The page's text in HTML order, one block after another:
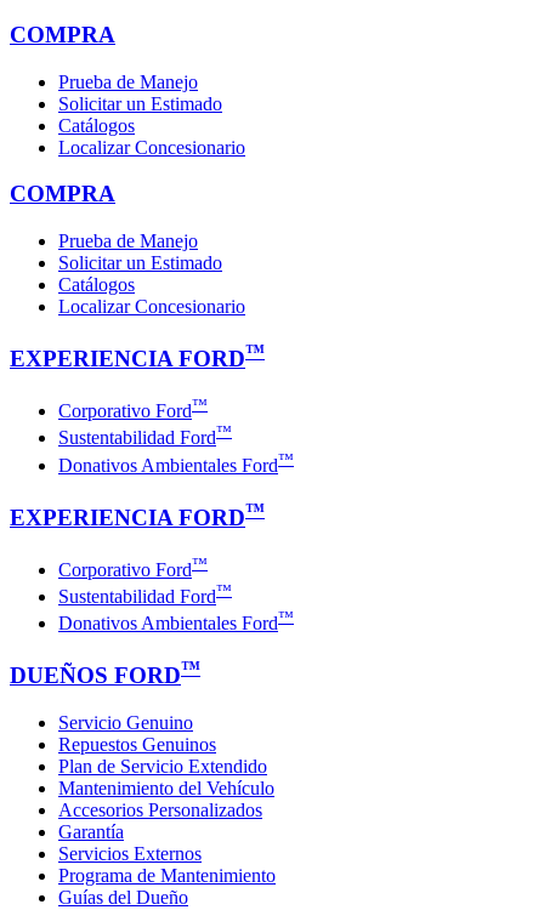
COMPRA
Prueba de Manejo
Solicitar un Estimado
Catálogos
Localizar Concesionario
COMPRA
Prueba de Manejo
Solicitar un Estimado
Catálogos
Localizar Concesionario
EXPERIENCIA FORD™
Corporativo Ford™
Sustentabilidad Ford™
Donativos Ambientales Ford™
EXPERIENCIA FORD™
Corporativo Ford™
Sustentabilidad Ford™
Donativos Ambientales Ford™
DUEÑOS FORD™
Servicio Genuino
Repuestos Genuinos
Plan de Servicio Extendido
Mantenimiento del Vehículo
Accesorios Personalizados
Garantía
Servicios Externos
Programa de Mantenimiento
Guías del Dueño